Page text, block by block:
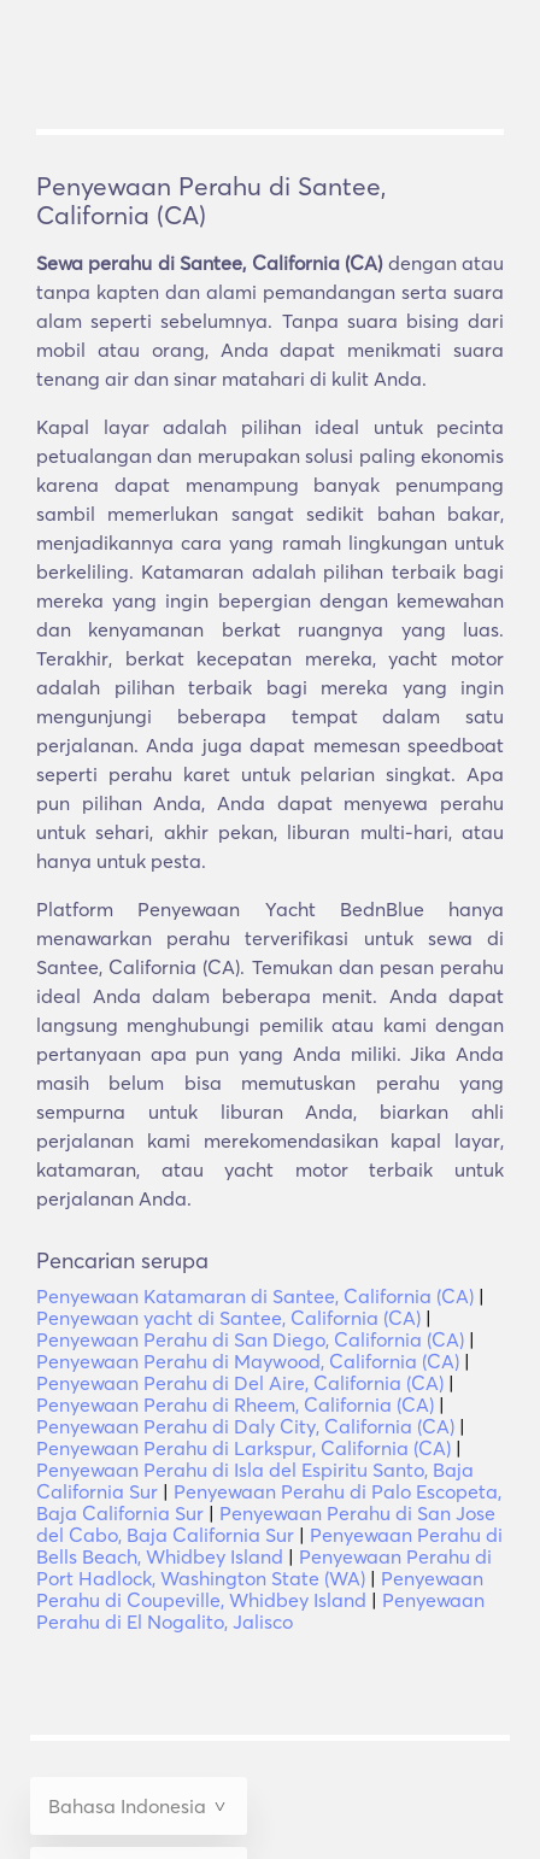
Penyewaan Perahu di Santee,
California (CA)
Sewa perahu di Santee, California (CA)dengan atau
tanpa kapten dan alami pemandangan serta suara
alam seperti sebelumnya. Tanpa suara bising dari
mobil atau orang, Anda dapat menikmati suara
tenang air dan sinar matahari di kulit Anda.
Kapal layar adalah pilihan ideal untuk pecinta
petualangan dan merupakan solusi paling ekonomis
karena dapat menampung banyak penumpang
sambil memerlukan sangat sedikit bahan bakar,
menjadikannya cara yang ramah lingkungan untuk
berkeliling. Katamaran adalah pilihan terbaik bagi
mereka yang ingin bepergian dengan kemewahan
dan kenyamanan berkat ruangnya yang luas.
Terakhir, berkat kecepatan mereka, yacht motor
adalah pilihan terbaik bagi mereka yang ingin
mengunjungi beberapa tempat dalam satu
perjalanan. Anda juga dapat memesan speedboat
seperti perahu karet untuk pelarian singkat. Apa
pun pilihan Anda, Anda dapat menyewa perahu
untuk sehari, akhir pekan, liburan multi-hari, atau
hanya untuk pesta.
Platform Penyewaan Yacht BednBlue hanya
menawarkan perahu terverifikasi untuk sewa di
Santee, California (CA). Temukan dan pesan perahu
ideal Anda dalam beberapa menit. Anda dapat
langsung menghubungi pemilik atau kami dengan
pertanyaan apa pun yang Anda miliki. Jika Anda
masih belum bisa memutuskan perahu yang
sempurna untuk liburan Anda, biarkan ahli
perjalanan kami merekomendasikan kapal layar,
katamaran, atau yacht motor terbaik untuk
perjalanan Anda.
Pencarian serupa
Penyewaan Katamaran di Santee, California (CA) |
Penyewaan yacht di Santee, California (CA) |
Penyewaan Perahu di San Diego, California (CA) |
Penyewaan Perahu di Maywood, California (CA) |
Penyewaan Perahu di Del Aire, California (CA) |
Penyewaan Perahu di Rheem, California (CA) |
Penyewaan Perahu di Daly City, California (CA) |
Penyewaan Perahu di Larkspur, California (CA) |
Penyewaan Perahu di Isla del Espiritu Santo, Baja
California Sur | Penyewaan Perahu di Palo Escopeta,
Baja California Sur | Penyewaan Perahu di San Jose
del Cabo, Baja California Sur | Penyewaan Perahu di
Bells Beach, Whidbey Island | Penyewaan Perahu di
Port Hadlock, Washington State (WA) | Penyewaan
Perahu di Coupeville, Whidbey Island | Penyewaan
Perahu di El Nogalito, Jalisco